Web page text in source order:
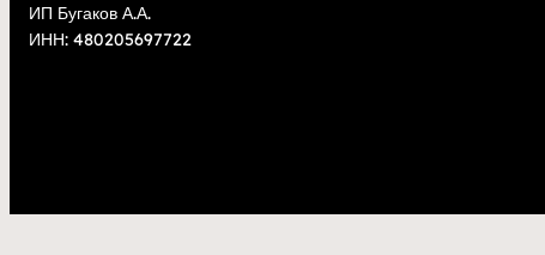
ИП Бугаков А.А.
ИНН: 480205697722